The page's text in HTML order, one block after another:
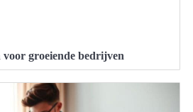
groeiende bedrijven